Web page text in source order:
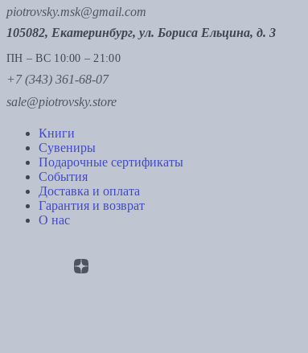
piotrovsky.msk@gmail.com
105082, Екатеринбург, ул. Бориса Ельцина, д. 3
ПН – ВС 10:00 – 21:00
+7 (343) 361-68-07
sale@piotrovsky.store
Книги
Сувениры
Подарочные сертификаты
События
Доставка и оплата
Гарантия и возврат
О нас